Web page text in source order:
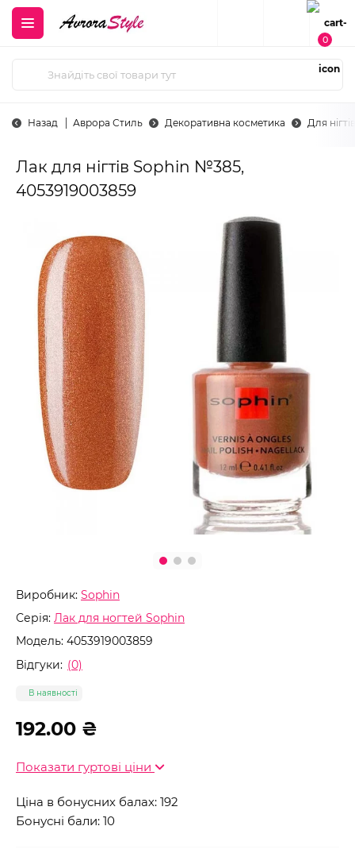
0
Назад Аврора Стиль Декоративна косметика Для нігтів
Лак для нігтів Sophin №385,
4053919003859
Виробник: Sophin
Серія: Лак для ногтей Sophin
Модель: 4053919003859
Відгуки: (0)
В наявності
192.00 ₴
Показати гуртові ціни
Ціна в бонусних балах: 192
Бонусні бали: 10